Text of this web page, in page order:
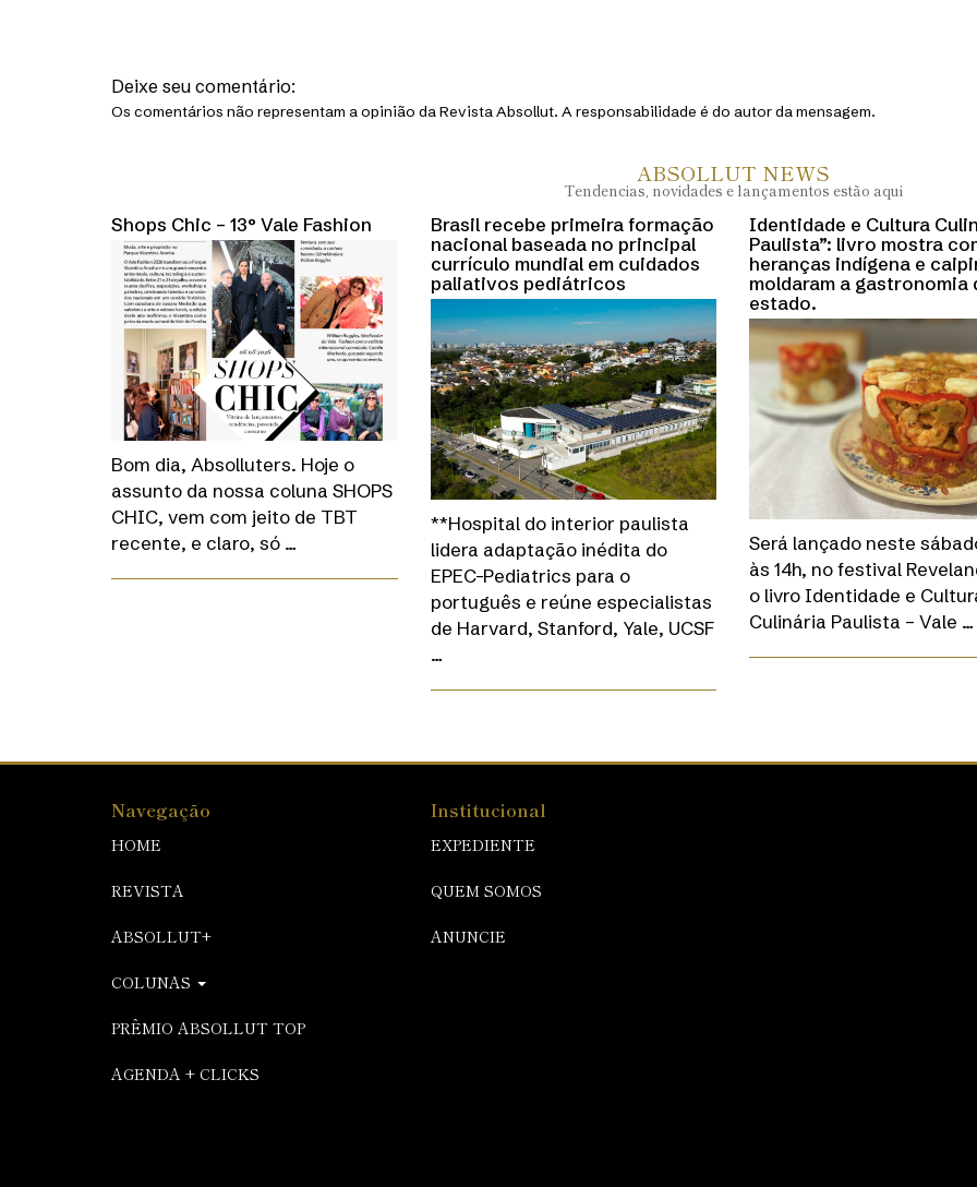
Deixe seu comentário:
Os comentários não representam a opinião da Revista Absollut. A responsabilidade é do autor da mensagem.
ABSOLLUT NEWS
Tendencias, novidades e lançamentos estão aqui
Shops Chic – 13° Vale Fashion
Bom dia, Absolluters. Hoje o
assunto da nossa coluna SHOPS
CHIC, vem com jeito de TBT
recente, e claro, só …
Brasil recebe primeira formação
nacional baseada no principal
currículo mundial em cuidados
paliativos pediátricos
**Hospital do interior paulista
lidera adaptação inédita do
EPEC-Pediatrics para o
português e reúne especialistas
de Harvard, Stanford, Yale, UCSF
…
Identidade e Cultura
Paulista”: livro mostra
heranças indígena e
moldaram a gastronomia
estado.
Será lançado neste
às 14h, no festival
o livro Identidade e
Culinária Paulista – Vale …
Navegação
HOME
REVISTA
ABSOLLUT+
COLUNAS
PRÊMIO ABSOLLUT TOP
AGENDA + CLICKS
Institucional
EXPEDIENTE
QUEM SOMOS
ANUNCIE